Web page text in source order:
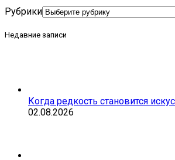
Рубрики
Недавние записи
Когда редкость становится
02.08.2026